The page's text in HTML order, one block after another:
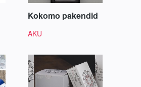
Kokomo pakendid
AKU